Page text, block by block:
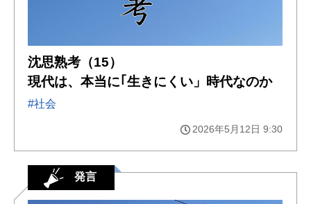
沈思熟考（15）
現代は、本当に｢生きにくい」時代なのか
#社会
2026年5月12日 9:30
発言